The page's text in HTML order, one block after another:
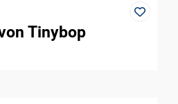
Tinybop